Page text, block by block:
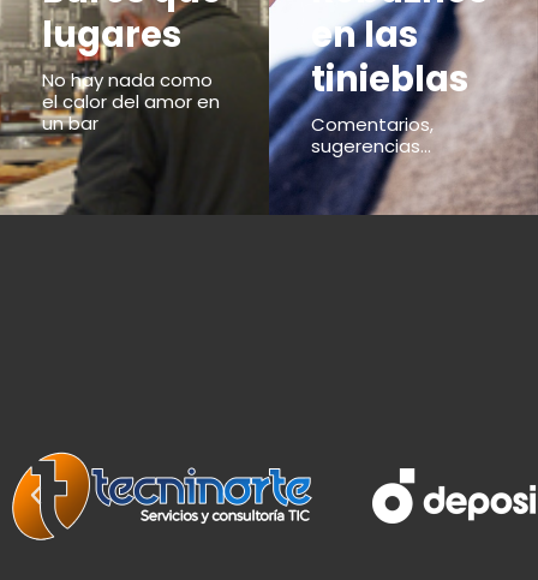
lugares
No hay nada como
el calor del amor en
un bar
en las
tinieblas
Comentarios,
sugerencias...